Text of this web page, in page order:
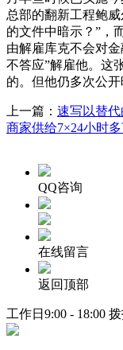
总部的翻新工程鲍
的文件中暗示？”，
由解雇库克不会对
不答应”解雇他。这
的。但他仍多次公
上一篇： 速写以替
商家供给7×24小时
QQ咨询
在线留言
返回顶部
工作日9:00 - 18:00